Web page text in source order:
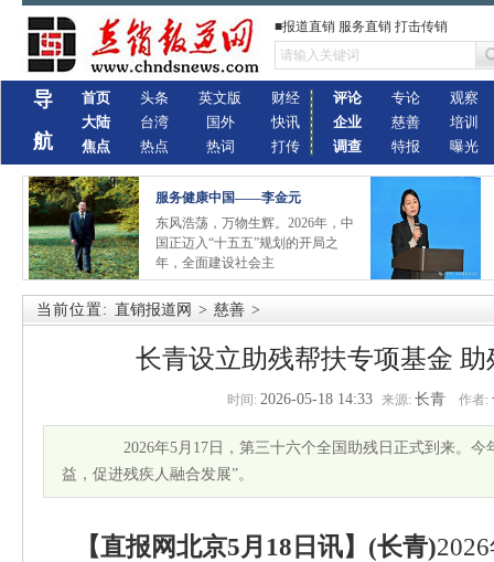
■报道直销 服务直销 打击传销
导
航
首页
大陆
焦点
头条
台湾
热点
英文版
国外
热词
财经
快讯
打传
评论
企业
调查
专论
慈善
特报
观察
培训
曝光
服务健康中国——李金元
东风浩荡，万物生辉。2026年，中
国正迈入“十五五”规划的开局之
年，全面建设社会主
当前位置: 直销报道网 > 慈善 >
长青设立助残帮扶专项基金
时间: 2026-05-18 14:33 来源: 长青 作者:
2026年5月17日，第三十六个全国助残日正式到来。今
益，促进残疾人融合发展”。
【直报网北京5月18日讯】(长青)